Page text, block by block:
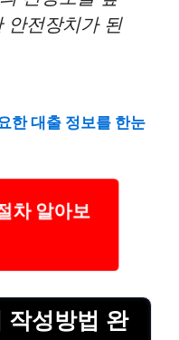
안전장치가 된
한대출 정보를 한눈
차 알아보
작성방법 완